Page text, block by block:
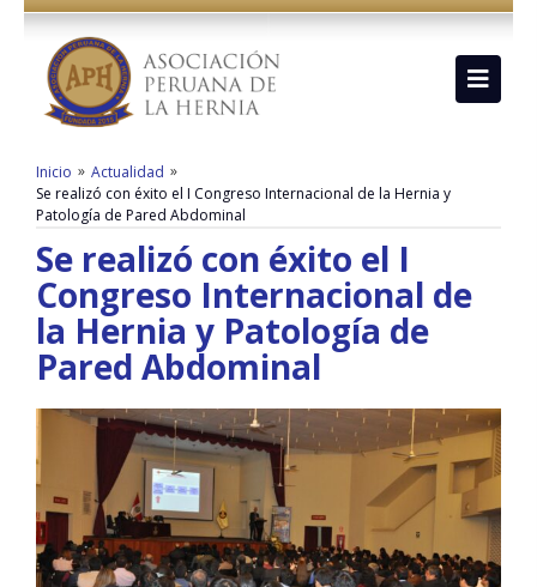
Inicio » Actualidad »
Se realizó con éxito el I Congreso Internacional de la Hernia y
Patología de Pared Abdominal
Se realizó con éxito el I
Congreso Internacional de
la Hernia y Patología de
Pared Abdominal